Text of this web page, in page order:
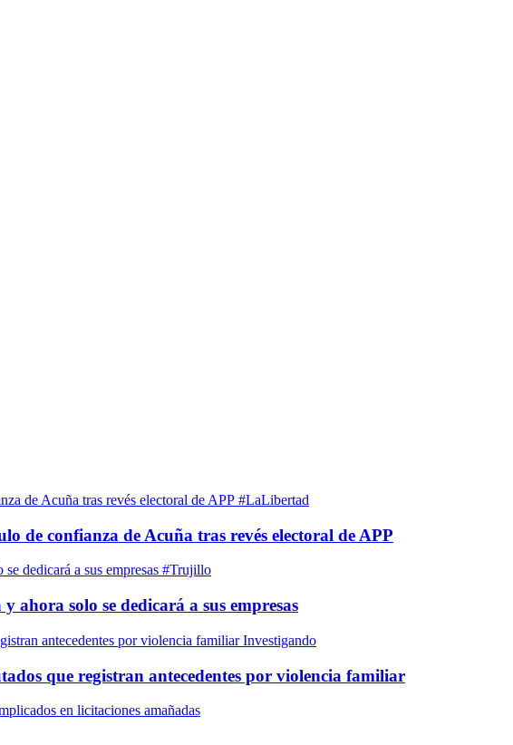
#LaLibertad
de confianza de Acuña tras revés electoral de APP
#Trujillo
ahora solo se dedicará a sus empresas
Investigando
que registran antecedentes por violencia familiar